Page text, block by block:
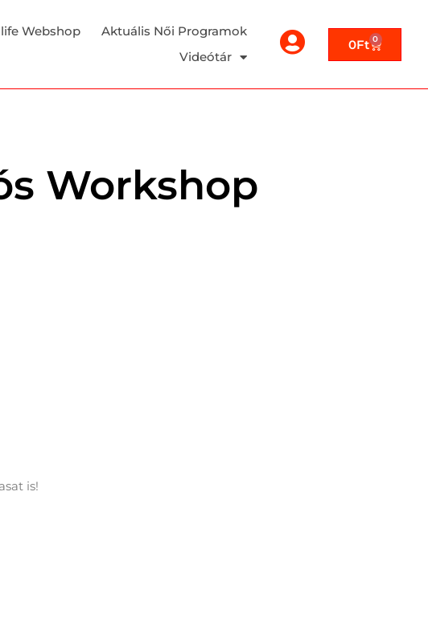
Webshop
Aktuális Női Programok
Videótár
0Ft 0
Workshop
is!